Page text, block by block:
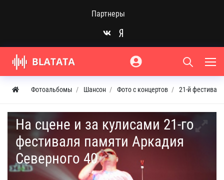
Партнеры
Фотоальбомы Шансон Фото с концертов 21-й
На сцене и за кулисами 21-го
фестиваля памяти Аркадия
Северного 40